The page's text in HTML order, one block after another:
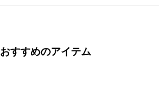
おすすめのアイテム